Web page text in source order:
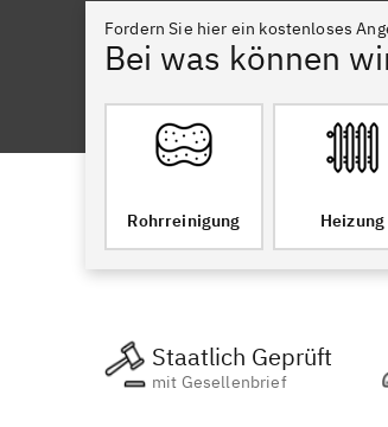
Fordern Sie hier ein kostenloses
Bei was können
Rohrreinigung Heizung
Staatlich Geprüft
mit Gesellenbrief